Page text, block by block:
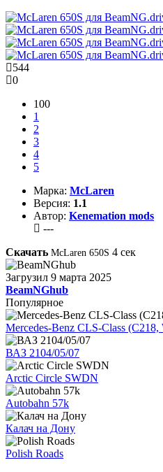
544
0
100
1
2
3
4
5
Марка: McLaren
Версия: 1.1
Автор: Kenemation mods
---
Скачать McLaren 650S 4 сек
Загрузил 9 марта 2025
BeamNGhub
Популярное
Mercedes-Benz CLS-Class
ВАЗ 2104/05/07
Arctic Circle SWDN
Autobahn 57k
Калач на Дону
Polish Roads